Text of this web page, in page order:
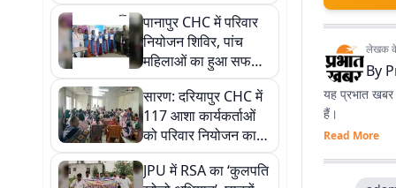
मर्माहत, अंतिम यात्रा में
शामिल होकर दी
श्रद्धांजलि
पानापुर CHC में परिवार
नियोजन शिविर, पांच
महिलाओं का हुआ सफल
बंध्याकरण; लाभार्थियों को
मिलेगी 2 हजार रुपये की
प्रोत्साहन राशि
सारण: दरियापुर CHC में
117 आशा कार्यकर्ताओं
को परिवार नियोजन का
प्रशिक्षण, गांव-गांव
जागरूकता बढ़ाने की
JPU में RSA का ‘कुलपति
लेखक के
By
यह प्रभात
हैं।
Read More